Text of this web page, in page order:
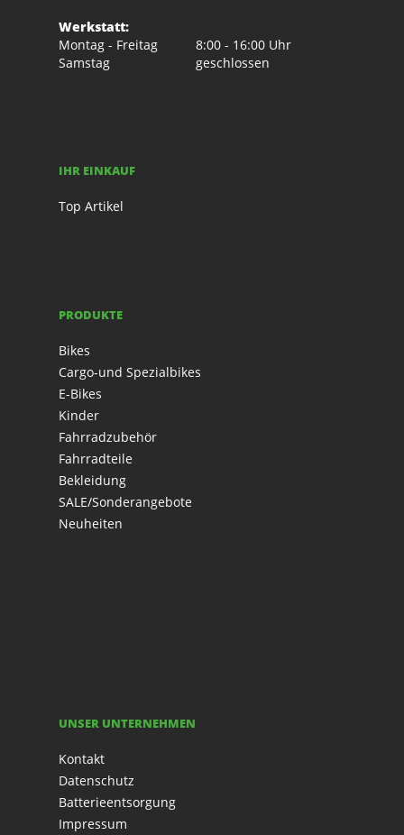
Werkstatt:
Montag - Freitag
8:00 - 16:00 Uhr
Samstag
geschlossen
IHR EINKAUF
Top Artikel
PRODUKTE
Bikes
Cargo-und Spezialbikes
E-Bikes
Kinder
Fahrradzubehör
Fahrradteile
Bekleidung
SALE/Sonderangebote
Neuheiten
UNSER UNTERNEHMEN
Kontakt
Datenschutz
Batterieentsorgung
Impressum